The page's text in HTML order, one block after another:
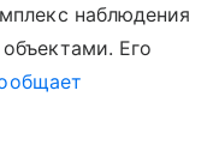
наблюдения
Его